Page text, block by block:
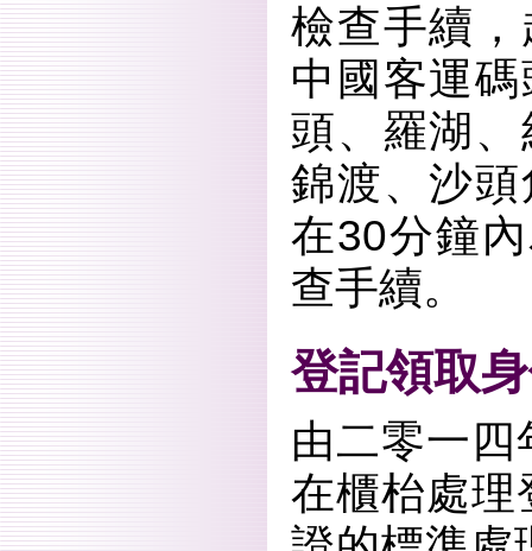
檢查手續
中國客運
頭、羅湖
錦渡、沙
在30分鐘
查手續。
登記領取
由二零一
在櫃枱處理